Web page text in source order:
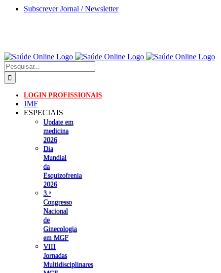
Skip
Subscrever Jornal / Newsletter
Pesquisar
LOGIN PROFISSIONAIS
JMF
ESPECIAIS
Update em
medicina
2026
Dia
Mundial
da
Esquizofrenia
2026
3.ᵒ
Congresso
Nacional
de
Ginecologia
em MGF
VIII
Jornadas
Multidisciplinares